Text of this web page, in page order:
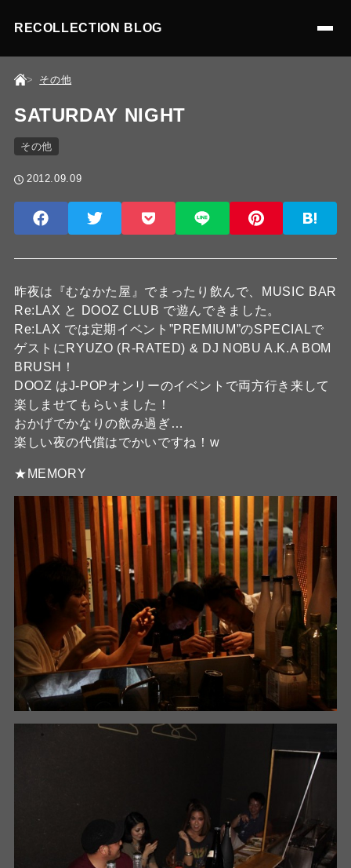
RECOLLECTION BLOG
その他
SATURDAY NIGHT
その他
2012.09.09
昨夜は『むなかた屋』でまったり飲んで、MUSIC BAR
Re:LAX と DOOZ CLUB で遊んできました。
Re:LAX では定期イベント”PREMIUM”のSPECIALで
ゲストにRYUZO (R-RATED) & DJ NOBU A.K.A BOM
BRUSH！
DOOZ はJ-POPオンリーのイベントで両方行き来して
楽しませてもらいました！
おかげでかなりの飲み過ぎ…
楽しい夜の代償はでかいですね！w
★MEMORY